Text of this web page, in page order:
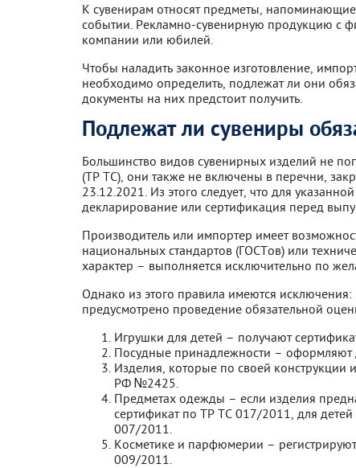
К сувенирам относят предметы,
событии. Рекламно-сувенирную продукцию с
компании или юбилей.
Чтобы наладить законное изготовление,
необходимо определить, подлежат ли они
документы на них предстоит получить.
Подлежат ли сувениры
Большинство видов сувенирных изделий не
(ТР ТС), они также не включены в перечни,
23.12.2021. Из этого следует, что для
декларирование или сертификация перед
Производитель или импортер имеет
национальных стандартов (ГОСТов) или
характер – выполняется исключительно по
Однако из этого правила имеются
предусмотрено проведение обязательной
Игрушки для детей – получают
Посудные принадлежности –
Изделия, которые по своей
РФ №2425.
Предметах одежды – если изделия
сертификат по ТР ТС 017/2011, для
007/2011.
Косметике и парфюмерии –
009/2011.